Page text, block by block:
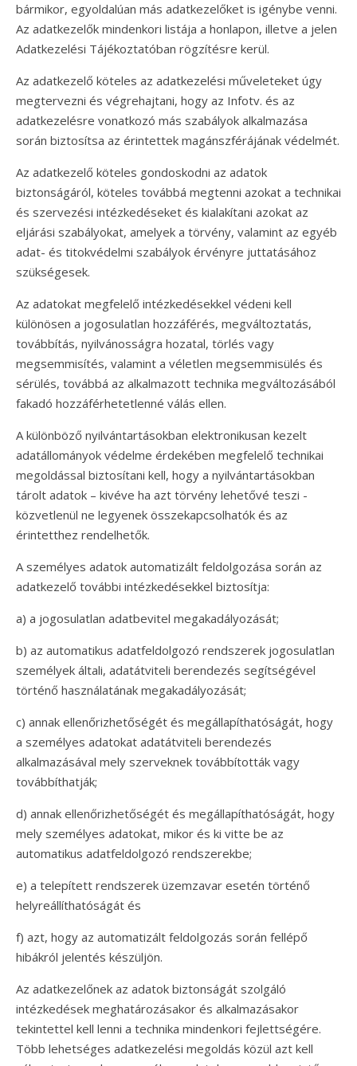
bármikor, egyoldalúan más adatkezelőket is igénybe venni.
Az adatkezelők mindenkori listája a honlapon, illetve a jelen
Adatkezelési Tájékoztatóban rögzítésre kerül.
Az adatkezelő köteles az adatkezelési műveleteket úgy
megtervezni és végrehajtani, hogy az Infotv. és az
adatkezelésre vonatkozó más szabályok alkalmazása
során biztosítsa az érintettek magánszférájának védelmét.
Az adatkezelő köteles gondoskodni az adatok
biztonságáról, köteles továbbá megtenni azokat a technikai
és szervezési intézkedéseket és kialakítani azokat az
eljárási szabályokat, amelyek a törvény, valamint az egyéb
adat- és titokvédelmi szabályok érvényre juttatásához
szükségesek.
Az adatokat megfelelő intézkedésekkel védeni kell
különösen a jogosulatlan hozzáférés, megváltoztatás,
továbbítás, nyilvánosságra hozatal, törlés vagy
megsemmisítés, valamint a véletlen megsemmisülés és
sérülés, továbbá az alkalmazott technika megváltozásából
fakadó hozzáférhetetlenné válás ellen.
A különböző nyilvántartásokban elektronikusan kezelt
adatállományok védelme érdekében megfelelő technikai
megoldással biztosítani kell, hogy a nyilvántartásokban
tárolt adatok – kivéve ha azt törvény lehetővé teszi -
közvetlenül ne legyenek összekapcsolhatók és az
érintetthez rendelhetők.
A személyes adatok automatizált feldolgozása során az
adatkezelő további intézkedésekkel biztosítja:
a) a jogosulatlan adatbevitel megakadályozását;
b) az automatikus adatfeldolgozó rendszerek jogosulatlan
személyek általi, adatátviteli berendezés segítségével
történő használatának megakadályozását;
c) annak ellenőrizhetőségét és megállapíthatóságát, hogy
a személyes adatokat adatátviteli berendezés
alkalmazásával mely szerveknek továbbították vagy
továbbíthatják;
d) annak ellenőrizhetőségét és megállapíthatóságát, hogy
mely személyes adatokat, mikor és ki vitte be az
automatikus adatfeldolgozó rendszerekbe;
e) a telepített rendszerek üzemzavar esetén történő
helyreállíthatóságát és
f) azt, hogy az automatizált feldolgozás során fellépő
hibákról jelentés készüljön.
Az adatkezelőnek az adatok biztonságát szolgáló
intézkedések meghatározásakor és alkalmazásakor
tekintettel kell lenni a technika mindenkori fejlettségére.
Több lehetséges adatkezelési megoldás közül azt kell